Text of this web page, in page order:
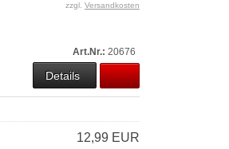
zzgl. Versandkosten
Art.Nr.: 20676
Details
12,99 EUR